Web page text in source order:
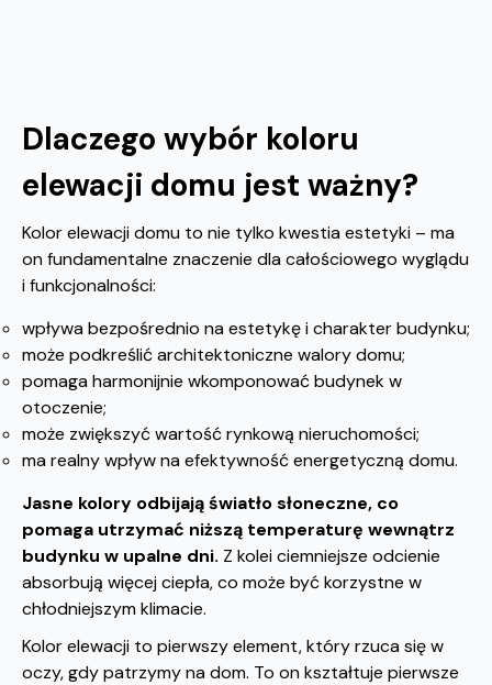
Dlaczego wybór koloru
elewacji domu jest ważny?
Kolor elewacji domu to nie tylko kwestia estetyki – ma
on fundamentalne znaczenie dla całościowego wyglądu
i funkcjonalności:
wpływa bezpośrednio na estetykę i charakter budynku;
może podkreślić architektoniczne walory domu;
pomaga harmonijnie wkomponować budynek w
otoczenie;
może zwiększyć wartość rynkową nieruchomości;
ma realny wpływ na efektywność energetyczną domu.
Jasne kolory odbijają światło słoneczne, co
pomaga utrzymać niższą temperaturę wewnątrz
budynku w upalne dni. Z kolei ciemniejsze odcienie
absorbują więcej ciepła, co może być korzystne w
chłodniejszym klimacie.
Kolor elewacji to pierwszy element, który rzuca się w
oczy, gdy patrzymy na dom. To on kształtuje pierwsze